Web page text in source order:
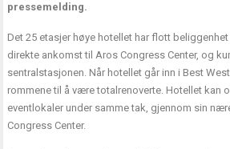
pressemelding.
Det 25 etasjer høye hotellet har flott
direkte ankomst til Aros Congress Center, og
sentralstasjonen. Når hotellet går inn i Best
rommene til å være totalrenoverte. Hotellet kan
eventlokaler under samme tak, gjennom sin
Congress Center.